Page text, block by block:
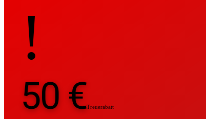
!
50 €Treuerabatt